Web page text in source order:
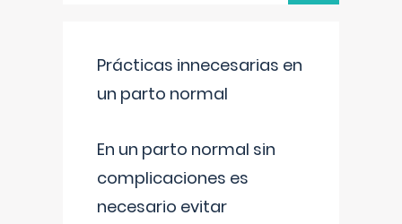
Prácticas innecesarias en
un parto normal
En un parto normal sin
complicaciones es
necesario evitar